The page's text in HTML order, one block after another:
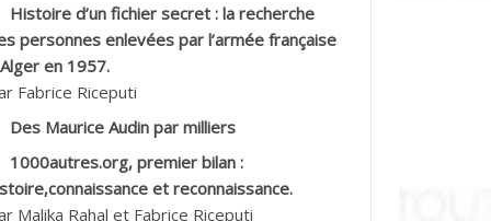
Mohamed ben Kaddour
Kouider
Ahmed dit le Coiffeur
Histoire d’un fichier secret : la recherche
personnes enlevées par l’armée française
en 1957.
Fabrice Riceputi
Des Maurice Audin par milliers
1000autres.org, premier bilan :
et reconnaissance.
Malika Rahal et Fabrice Riceputi